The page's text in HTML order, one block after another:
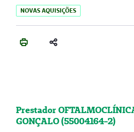
NOVAS AQUISIÇÕES
Prestador
GONÇALO (55004164-2)